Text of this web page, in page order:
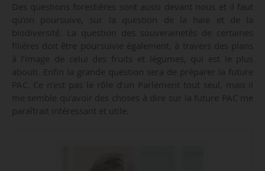
Des questions forestières sont aussi devant nous et il faut
qu’on poursuive, sur la question de la haie et de la
biodiversité. La question des souverainetés de certaines
filières doit être poursuivie également, à travers des plans
à l’image de celui des fruits et légumes, qui est le plus
abouti. Enfin la grande question sera de préparer la future
PAC. Ce n’est pas le rôle d’un Parlement tout seul, mais il
me semble qu’avoir des choses à dire sur la future PAC me
paraîtrait intéressant et utile.